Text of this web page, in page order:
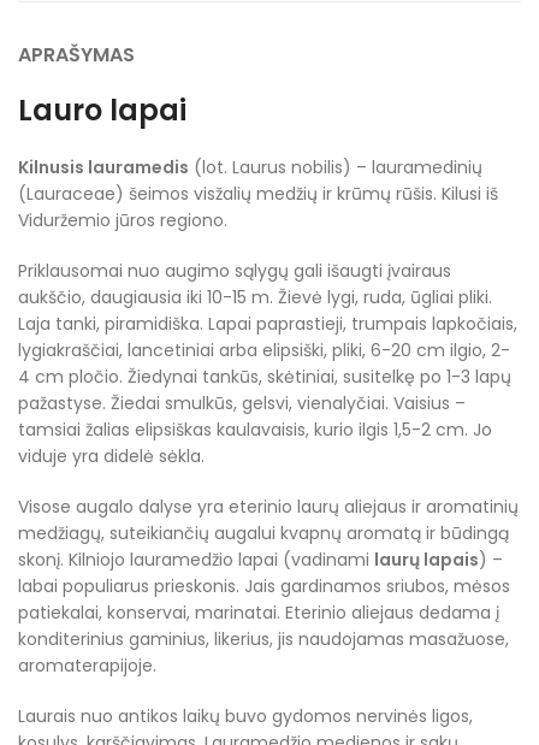
APRAŠYMAS
Lauro lapai
Kilnusis lauramedis (lot. Laurus nobilis) – lauramedinių
(Lauraceae) šeimos visžalių medžių ir krūmų rūšis. Kilusi iš
Viduržemio jūros regiono.
Priklausomai nuo augimo sąlygų gali išaugti įvairaus
aukščio, daugiausia iki 10-15 m. Žievė lygi, ruda, ūgliai pliki.
Laja tanki, piramidiška. Lapai paprastieji, trumpais lapkočiais,
lygiakraščiai, lancetiniai arba elipsiški, pliki, 6-20 cm ilgio, 2-
4 cm pločio. Žiedynai tankūs, skėtiniai, susitelkę po 1-3 lapų
pažastyse. Žiedai smulkūs, gelsvi, vienalyčiai. Vaisius –
tamsiai žalias elipsiškas kaulavaisis, kurio ilgis 1,5-2 cm. Jo
viduje yra didelė sėkla.
Visose augalo dalyse yra eterinio laurų aliejaus ir aromatinių
medžiagų, suteikiančių augalui kvapnų aromatą ir būdingą
skonį. Kilniojo lauramedžio lapai (vadinami laurų lapais) –
labai populiarus prieskonis. Jais gardinamos sriubos, mėsos
patiekalai, konservai, marinatai. Eterinio aliejaus dedama į
konditerinius gaminius, likerius, jis naudojamas masažuose,
aromaterapijoje.
Laurais nuo antikos laikų buvo gydomos nervinės ligos,